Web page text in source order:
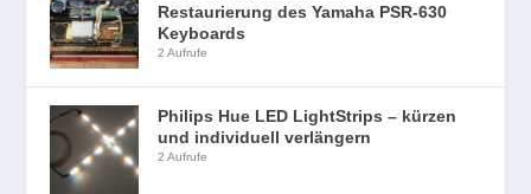
Restaurierung des Yamaha PSR-630
Keyboards
2 Aufrufe
Philips Hue LED LightStrips – kürzen
und individuell verlängern
2 Aufrufe